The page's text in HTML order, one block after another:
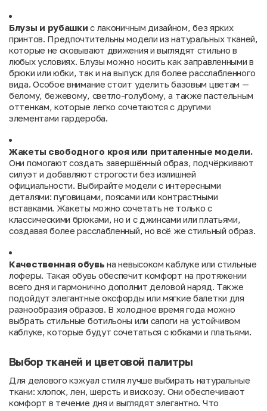
Блузы и рубашки с лаконичным дизайном, без ярких
принтов. Предпочтительны модели из натуральных тканей,
которые не сковывают движения и выглядят стильно в
любых условиях. Блузы можно носить как заправленными в
брюки или юбки, так и на выпуск для более расслабленного
вида. Особое внимание стоит уделить базовым цветам —
белому, бежевому, светло-голубому, а также пастельным
оттенкам, которые легко сочетаются с другими
элементами гардероба.
Жакеты свободного кроя или приталенные модели.
Они помогают создать завершённый образ, подчёркивают
силуэт и добавляют строгости без излишней
официальности. Выбирайте модели с интересными
деталями: пуговицами, поясами или контрастными
вставками. Жакеты можно сочетать не только с
классическими брюками, но и с джинсами или платьями,
создавая более расслабленный, но всё же стильный образ.
Качественная обувь на невысоком каблуке или стильные
лоферы. Такая обувь обеспечит комфорт на протяжении
всего дня и гармонично дополнит деловой наряд. Также
подойдут элегантные оксфорды или мягкие балетки для
разнообразия образов. В холодное время года можно
выбрать стильные ботильоны или сапоги на устойчивом
каблуке, которые будут сочетаться с юбками и платьями.
Выбор тканей и цветовой палитры
Для делового кэжуал стиля лучше выбирать натуральные
ткани: хлопок, лен, шерсть и вискозу. Они обеспечивают
комфорт в течение дня и выглядят элегантно. Что